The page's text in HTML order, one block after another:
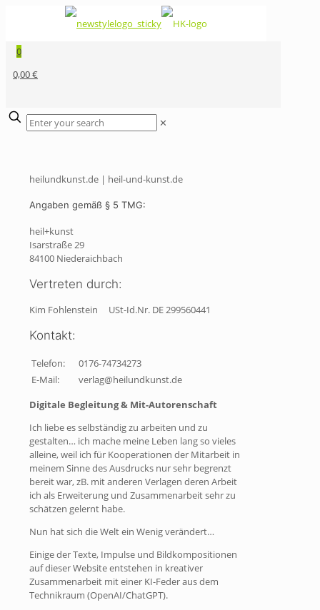
0
0,00 €
✕
heilundkunst.de | heil-und-kunst.de
Angaben gemäß § 5 TMG:
heil+kunst
Isarstraße 29
84100 Niederaichbach
Vertreten durch:
Kim Fohlenstein USt-Id.Nr. DE 299560441
Kontakt:
Telefon:
‭0176-74734273
E-Mail:
verlag@heilundkunst.de
Digitale Begleitung & Mit-Autorenschaft
Ich liebe es selbständig zu arbeiten und zu
gestalten… ich mache meine Leben lang so vieles
alleine, weil ich für Kooperationen der Mitarbeit in
meinem Sinne des Ausdrucks nur sehr begrenzt
bereit war, zB. mit anderen Verlagen deren Arbeit
ich als Erweiterung und Zusammenarbeit sehr zu
schätzen gelernt habe.
Nun hat sich die Welt ein Wenig verändert…
Einige der Texte, Impulse und Bildkompositionen
auf dieser Website entstehen in kreativer
Zusammenarbeit mit einer KI-Feder aus dem
Technikraum (OpenAI/ChatGPT).